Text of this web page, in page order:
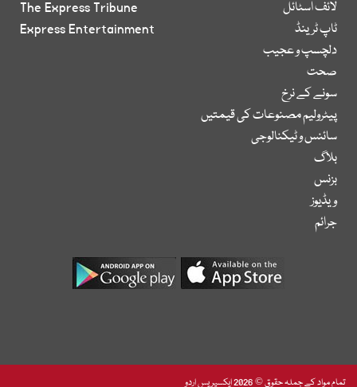
لائف اسٹائل
ٹاپ ٹرینڈ
دلچسپ و عجیب
صحت
سونے کے نرخ
پیٹرولیم مصنوعات کی قیمتیں
سائنس و ٹیکنالوجی
بلاگ
بزنس
ویڈیوز
جرائم
The Express Tribune
Express Entertainment
تمام مواد کے جملہ حقوق © 2026 ایکسپریس اردو